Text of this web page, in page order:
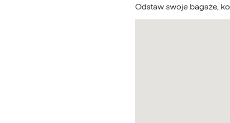
Odstaw swoje bagaże,